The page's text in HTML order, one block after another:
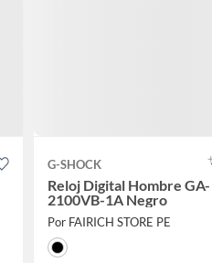
G-SHOCK
Reloj Digital Hombre GA-
2100VB-1A Negro
Por FAIRICH STORE PE